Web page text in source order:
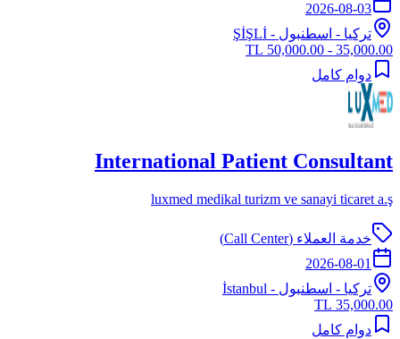
2026-08-03
تركيا - اسطنبول - ŞİŞLİ
35,000.00 - 50,000.00 TL
دوام كامل
International Patient Consultant
luxmed medikal turizm ve sanayi ticaret a.ş
خدمة العملاء (Call Center)
2026-08-01
تركيا - اسطنبول - İstanbul
35,000.00 TL
دوام كامل